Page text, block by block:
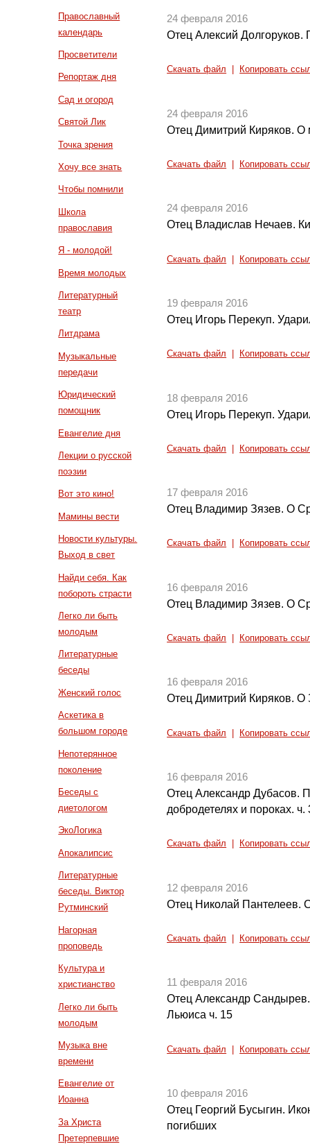
Православный
календарь
Просветители
Репортаж дня
Сад и огород
Святой Лик
Точка зрения
Хочу все знать
Чтобы помнили
Школа
православия
Я - молодой!
Время молодых
Литературный
театр
Литдрама
Музыкальные
передачи
Юридический
помощник
Евангелие дня
Лекции о русской
поэзии
Вот это кино!
Мамины вести
Новости культуры.
Выход в свет
Найди себя. Как
побороть страсти
Легко ли быть
молодым
Литературные
беседы
Женский голос
Аскетика в
большом городе
Непотерянное
поколение
Беседы с
диетологом
ЭкоЛогика
Апокалипсис
Литературные
беседы. Виктор
Рутминский
Нагорная
проповедь
Культура и
христианство
Легко ли быть
молодым
Музыка вне
времени
Евангелие от
Иоанна
За Христа
Претерпевшие
24 февраля 2016
Отец Алексий Долгоруков.
Скачать файл Копировать
24 февраля 2016
Отец Димитрий Киряков.
Скачать файл Копировать
24 февраля 2016
Отец Владислав Нечаев.
Скачать файл Копировать
19 февраля 2016
Отец Игорь Перекуп.
Скачать файл Копировать
18 февраля 2016
Отец Игорь Перекуп.
Скачать файл Копировать
17 февраля 2016
Отец Владимир Зязев. О
Скачать файл Копировать
16 февраля 2016
Отец Владимир Зязев. О
Скачать файл Копировать
16 февраля 2016
Отец Димитрий Киряков. О
Скачать файл Копировать
16 февраля 2016
Отец Александр Дубасов.
добродетелях и пороках. ч.
Скачать файл Копировать
12 февраля 2016
Отец Николай Пантелеев.
Скачать файл Копировать
11 февраля 2016
Отец Александр
Льюиса ч. 15
Скачать файл Копировать
10 февраля 2016
Отец Георгий Бусыгин.
погибших